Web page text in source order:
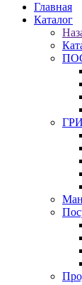
Главная
Каталог